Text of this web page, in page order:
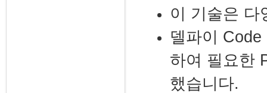
이 기술은 다
델파이
하여 필요한
했습니다.